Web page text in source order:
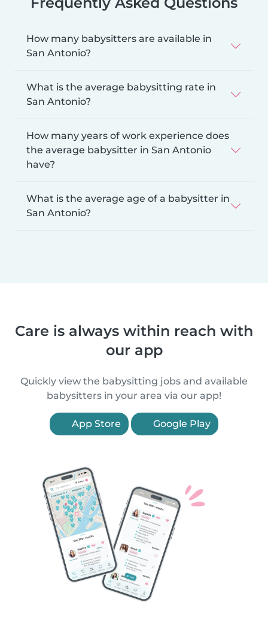
How many babysitters are available in
San Antonio?
What is the average babysitting rate in
San Antonio?
How many years of work experience does
the average babysitter in San Antonio
have?
What is the average age of a babysitter in
San Antonio?
Care is always within reach with
our app
Quickly view the babysitting jobs and available
babysitters in your area via our app!
App Store Google Play